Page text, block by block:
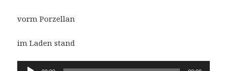
vorm Porzellan
im Laden stand
Audio-